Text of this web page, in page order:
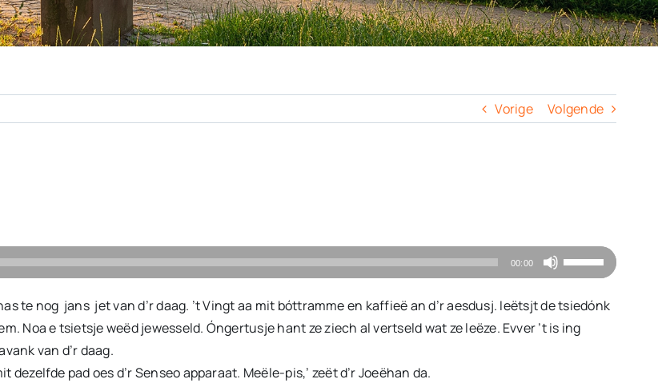
Vorige Volgende
00:00
Gebruik
Omhoog/
pijltoetsen
om
te nog jans jet van d’r daag. ’t Vingt aa mit bóttramme en kaffieë an d’r aesdusj. Ieëtsjt de tsiedónk
Noa e tsietsje weëd jewesseld. Óngertusje hant ze ziech al vertseld wat ze leëze. Evver ’t is ing
van d’r daag.
pad oes d’r Senseo apparaat. Meële-pis,’ zeët d’r Joeëhan da.